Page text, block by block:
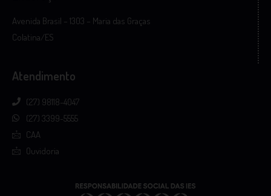
Avenida Brasil – 1303 – Maria das Graças
Colatina/ES
Atendimento
(27) 98118-4047
(27) 3399-5555
CAA
Ouvidoria